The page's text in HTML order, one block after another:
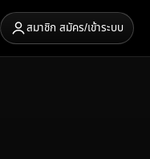
สมาชิก สมัคร/เข้าระบบ